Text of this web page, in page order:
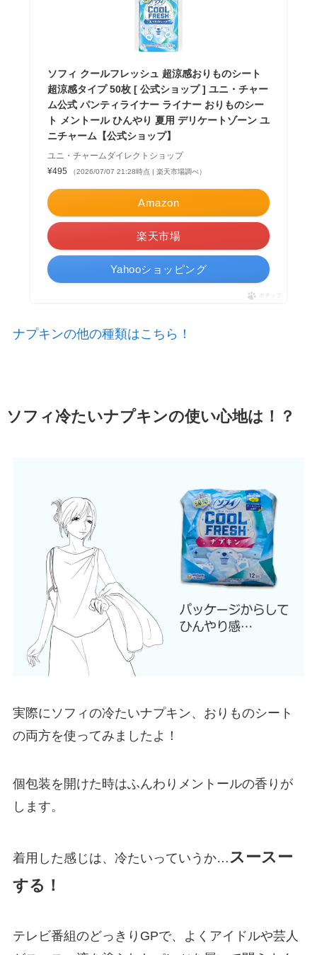
ソフィ クールフレッシュ 超涼感おりものシート
超涼感タイプ 50枚 [ 公式ショップ ] ユニ・チャー
ム公式 パンティライナー ライナー おりものシー
ト メントール ひんやり 夏用 デリケートゾーン ユ
ニチャーム【公式ショップ】
ユニ・チャームダイレクトショップ
¥495
（2026/07/07 21:28時点 | 楽天市場調べ）
Amazon
楽天市場
Yahooショッピング
ポチップ
ナプキンの他の種類はこちら！
ソフィ冷たいナプキンの使い心地は！？
実際にソフィの冷たいナプキン、おりものシート
の両方を使ってみましたよ！
個包装を開けた時はふんわりメントールの香りが
します。
着用した感じは、冷たいっていうか… スースー
する！
テレビ番組のどっきりGPで、よくアイドルや芸人